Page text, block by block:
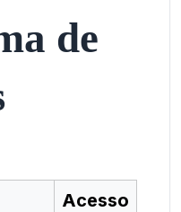
de
Acesso